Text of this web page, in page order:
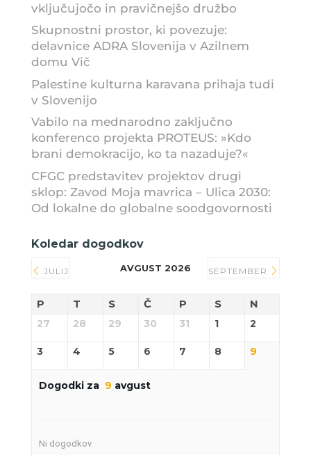
vključujočo in pravičnejšo družbo
Skupnostni prostor, ki povezuje:
delavnice ADRA Slovenija v Azilnem
domu Vič
Palestine kulturna karavana prihaja tudi
v Slovenijo
Vabilo na mednarodno zaključno
konferenco projekta PROTEUS: »Kdo
brani demokracijo, ko ta nazaduje?«
CFGC predstavitev projektov drugi
sklop: Zavod Moja mavrica – Ulica 2030:
Od lokalne do globalne soodgovornosti
Koledar dogodkov
JULIJ AVGUST 2026 SEPTEMBER
P T S Č P S N
27 28 29 30 31 1 2
3 4 5 6 7 8 9
Dogodki za 9 avgust
Ni dogodkov